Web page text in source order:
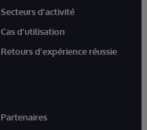
Secteurs d'activité
Cas d'utilisation
Retours d'expérience réussie
Partenaires